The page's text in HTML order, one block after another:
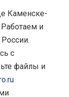
Каменске-
и
с
файлы и